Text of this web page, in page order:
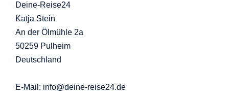
Deine-Reise24
Katja Stein
An der Ölmühle 2a
50259 Pulheim
Deutschland
E-Mail: info@deine-reise24.de